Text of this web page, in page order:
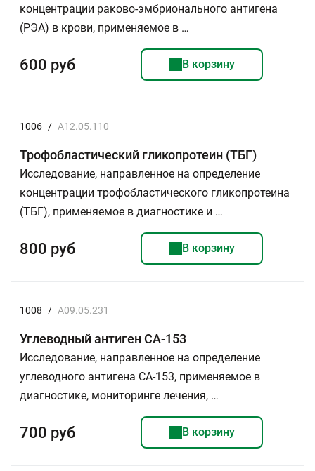
концентрации раково-эмбрионального антигена
(РЭА) в крови, применяемое в …
600 руб В корзину
1006 / A12.05.110
Трофобластический гликопротеин (ТБГ)
Исследование, направленное на определение
концентрации трофобластического гликопротеина
(ТБГ), применяемое в диагностике и …
800 руб В корзину
1008 / A09.05.231
Углеводный антиген CA-153
Исследование, направленное на определение
углеводного антигена СА-153, применяемое в
диагностике, мониторинге лечения, …
700 руб В корзину